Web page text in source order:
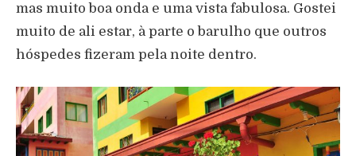
mas muito boa onda e uma vista fabulosa. Gostei
muito de ali estar, à parte o barulho que outros
hóspedes fizeram pela noite dentro.